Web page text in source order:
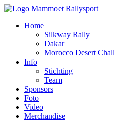
Home
Silkway Rally
Dakar
Morocco Desert
Info
Stichting
Team
Sponsors
Foto
Video
Merchandise